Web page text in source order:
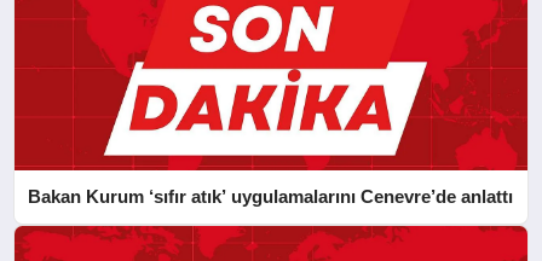
Bakan Kurum ‘sıfır atık’ uygulamalarını Cenevre’de anlattı